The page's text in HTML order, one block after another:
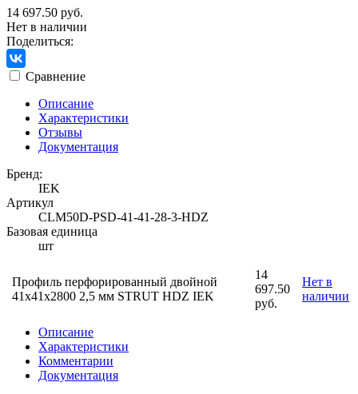
14 697.50 руб.
Нет в наличии
Поделиться:
Сравнение
Описание
Характеристики
Отзывы
Документация
Бренд:
IEK
Артикул
CLM50D-PSD-41-41-28-3-HDZ
Базовая единица
шт
Профиль перфорированный двойной
41х41х2800 2,5 мм STRUT HDZ IEK
14
697.50
руб.
Нет в
наличии
Описание
Характеристики
Комментарии
Документация